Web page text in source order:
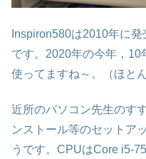
Inspiron580は2010年に
です。2020年の今年，10
使ってますね～。（ほと
近所のパソコン先生のす
ンストール等のセットア
うです。CPUはCore i5-